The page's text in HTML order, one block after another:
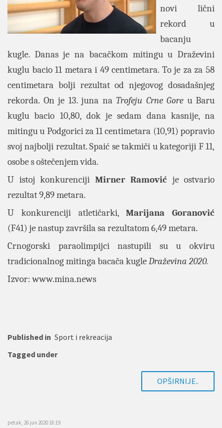
novi lični
rekord u
bacanju
kugle. Danas je na bacačkom mitingu u Draževini
kuglu bacio 11 metara i 49 centimetara. To je za za 58
centimetara bolji rezultat od njegovog dosadašnjeg
rekorda. On je 13. juna na Trofeju Crne Gore u Baru
kuglu bacio 10,80, dok je sedam dana kasnije, na
mitingu u Podgorici za 11 centimetara (10,91) popravio
svoj najbolji rezultat. Spaić se takmiči u kategoriji F 11,
osobe s oštečenjem vida.
U istoj konkurenciji Mirner Ramović je ostvario
rezultat 9,89 metara.
U konkurenciji atletičarki,Marijana Goranović
(F41) je nastup završila sa rezultatom 6,49 metara.
Crnogorski paraolimpijci nastupili su u okviru
tradicionalnog mitinga bacača kugleDraževina 2020.
Izvor:www.mina.news
Published in Sport i rekreacija
Tagged under
OPŠIRNIJE..
petak, 26 jun 2020 18:19